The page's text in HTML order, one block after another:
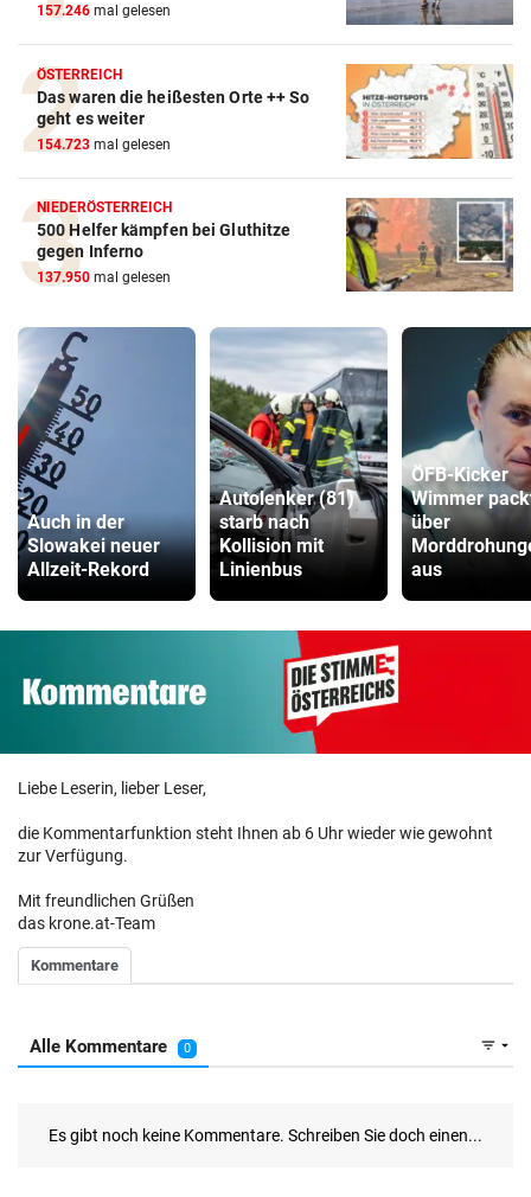
157.246 mal gelesen
ÖSTERREICH
Das waren die heißesten Orte ++ So
geht es weiter
154.723 mal gelesen
NIEDERÖSTERREICH
500 Helfer kämpfen bei Gluthitze
gegen Inferno
137.950 mal gelesen
Auch in der
Slowakei neuer
Allzeit-Rekord
Autolenker (81)
starb nach
Kollision mit
Linienbus
ÖFB-Kicker
Wimmer
über
aus
Liebe Leserin, lieber Leser,
die Kommentarfunktion steht Ihnen ab 6 Uhr wieder wie gewohnt
zur Verfügung.
Mit freundlichen Grüßen
das krone.at-Team